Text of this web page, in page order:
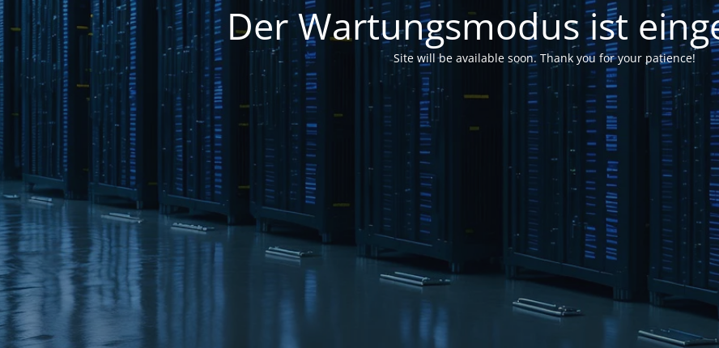
Der Wartungsmodus ist
Site will be available soon. Thank you for your patience!